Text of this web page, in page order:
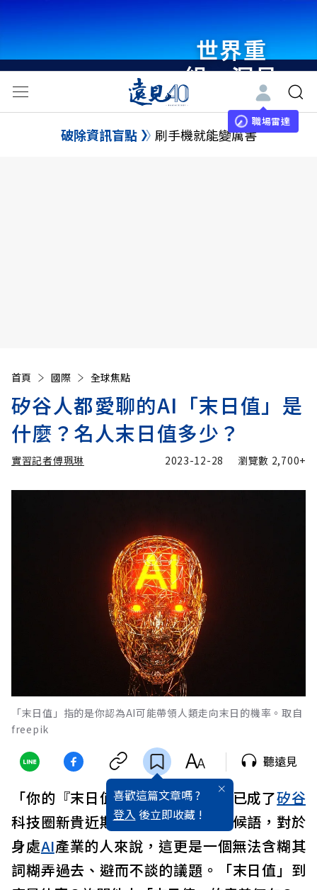
世界重
組・洞見
未來 與
世界領袖
職場雷達
破除資訊盲點 刷手機就能變厲害
首頁 國際 全球焦點
矽谷人都愛聊的AI「末日值」是
什麼？名人末日值多少？
實習記者傅珮琳 2023-12-28 瀏覽數 2,700+
「末日值」指的是你認為AI可能帶領人類走向末日的機率。取自
freepik
喜歡這篇文章嗎 ?
登入 後立即收藏 !
聽遠見
「你的『末日值』是多少？」據說已成了矽谷
科技圈新貴近期最常掛在嘴邊的問候語，對於
身處AI產業的人來說，這更是一個無法含糊其
詞糊弄過去、避而不談的議題。「末日值」到